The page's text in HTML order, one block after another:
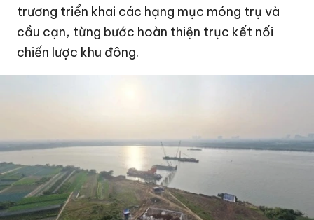
trương triển khai các hạng mục móng trụ và
cầu cạn, từng bước hoàn thiện trục kết nối
chiến lược khu đông.